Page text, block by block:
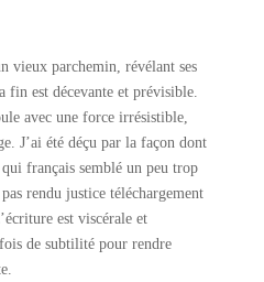
vieux parchemin, révélant ses
fin est décevante et prévisible.
avec une force irrésistible,
J’ai été déçu par la façon dont
français semblé un peu trop
rendu justice téléchargement
est viscérale et
de subtilité pour rendre